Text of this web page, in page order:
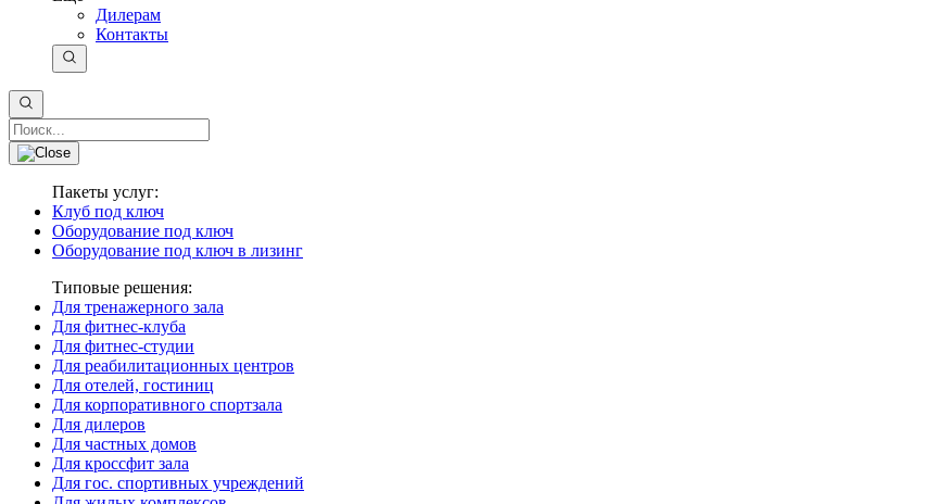
Дилерам
Контакты
Пакеты услуг:
Клуб под ключ
Оборудование под ключ
Оборудование под ключ в лизинг
Типовые решения:
Для тренажерного зала
Для фитнес-клуба
Для фитнес-студии
Для реабилитационных центров
Для отелей, гостиниц
Для корпоративного спортзала
Для дилеров
Для частных домов
Для кроссфит зала
Для гос. спортивных учреждений